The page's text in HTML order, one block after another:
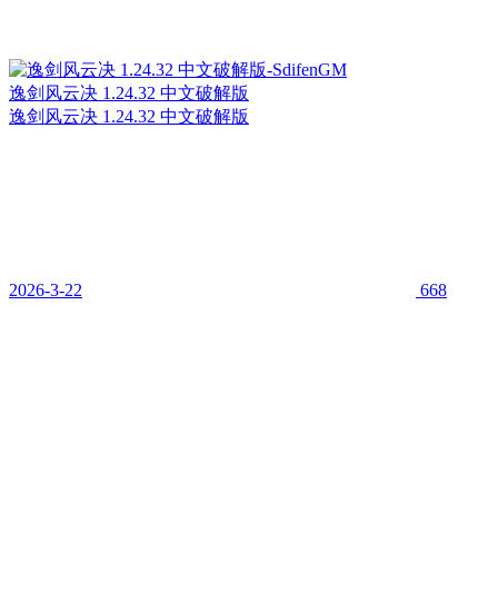
逸剑风云决 1.24.32 中文破解版
逸剑风云决 1.24.32 中文破解版
2026-3-22 668